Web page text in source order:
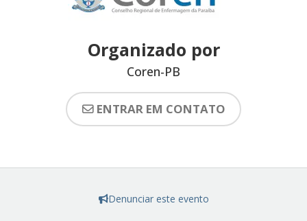
Organizado por
Coren-PB
ENTRAR EM CONTATO
Denunciar este evento